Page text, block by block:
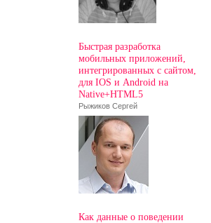
Быстрая разработка
мобильных приложений,
интегрированных с сайтом,
для IOS и Android на
Native+HTML5
Рыжиков Сергей
Как данные о поведении